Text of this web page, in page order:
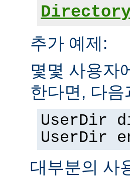
추가 예제:
몇몇 사용자
한다면, 다음
UserDir
UserDir
대부분의 사